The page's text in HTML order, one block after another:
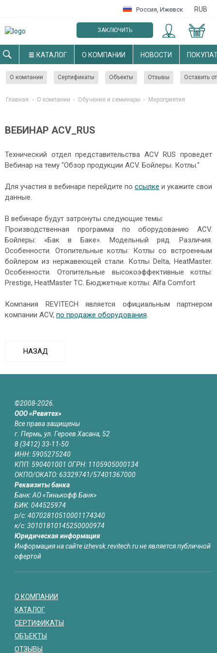
Россия, Ижевск RUB
ЗАКЛЮЧИТЬ
ОПТОВЫЙ ДОГОВОР
КАТАЛОГ О КОМПАНИИ НОВОСТИ
О компании Сертификаты Объекты Отзывы Оставить
Главная - О компании - Обучение и семинары - Мероприятия
ВЕБИНАР ACV_RUS
Технический отдел представительства ACV RUS проведет
Вебинар на тему "Обзор продукции ACV. Бойлеры. Котлы."
Для участия в вебинаре перейдите по ссылке и укажите свои
данные.
В вебинаре будут затронуты следующие темы:
Производственная программа по оборудованию ACV.
Бойлеры: «Бак в Баке». Модельный ряд. Различия.
Особенности. Отопительные котлы: Котлы со встроенным
бойлером из нержавеющей стали. Котлы Delta, HeatMaster.
Особенности. Отопительные высокоэффективные котлы:
Prestige, HeatMaster TC. Бюджетные котлы: Alfa Comfort
Компания REVITECH является официальным партнером
компании ACV, по продаже оборудования.
НАЗАД
©2008-2026.
ООО «Ревитех»
Все права защищены
г. Пермь, ул. Героев Хасана, 52
8 (3412) 33-11-50
ИНН: 5905275240
КПП: 590401001 ОГРН: 1105905000134
ОКПО/ОКАТО: 63329741/57401367000
Реквизиты банка
Банк: АО «Тинькофф Банк»
БИК: 044525974
р/с: 40702810510001174340
к/с: 30101810145250000974
Юридическая информация
Информация на сайте izhevsk.revitech.ru не является публичной
офертой
О КОМПАНИИ
КАТАЛОГ
СЕРТИФИКАТЫ
ОБЪЕКТЫ
ОТЗЫВЫ